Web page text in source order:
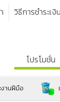
วิธีการชำระเงิน
โปรโมชั่น
งานฝีมือ